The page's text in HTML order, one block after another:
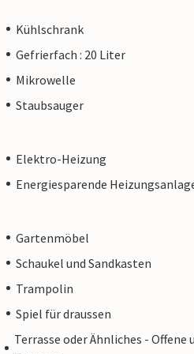
Kühlschrank
Gefrierfach : 20 Liter
Mikrowelle
Staubsauger
Elektro-Heizung
Energiesparende
Gartenmöbel
Schaukel und Sandkasten
Trampolin
Spiel für draussen
Terrasse oder Ähnliches - Offene